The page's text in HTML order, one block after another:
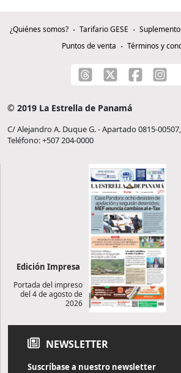
¿Quiénes somos? Tarifario GESE
Puntos de venta
Términos y
© 2019 La Estrella de Panamá
C/ Alejandro A. Duque G. - Apartado 0815-
Teléfono: +507 204-0000
Edición Impresa
Portada del impreso
del 4 de agosto de
2026
NEWSLETTER
Suscríbase a nuestro newsletter